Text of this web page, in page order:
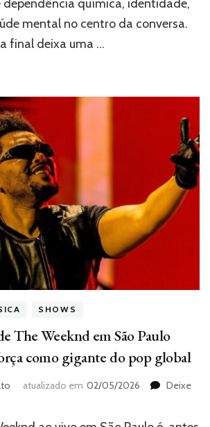
dependência química, identidade,
mental no centro da conversa.
final deixa uma …
SHOWS
The Weeknd em São Paulo
como gigante do pop global
atualizado em 02/05/2026
Deixe